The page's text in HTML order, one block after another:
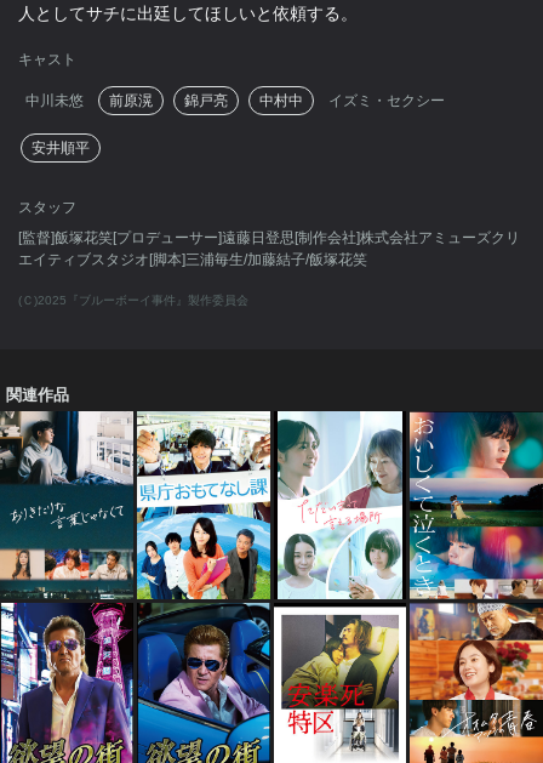
人としてサチに出廷してほしいと依頼する。
キャスト
中川未悠 前原滉 錦戸亮 中村中 イズミ・セクシー
安井順平
スタッフ
[監督]飯塚花笑[プロデューサー]遠藤日登思[制作会社]株式会社アミューズクリ
エイティブスタジオ[脚本]三浦毎生/加藤結子/飯塚花笑
(Ｃ)2025『ブルーボーイ事件』製作委員会
関連作品